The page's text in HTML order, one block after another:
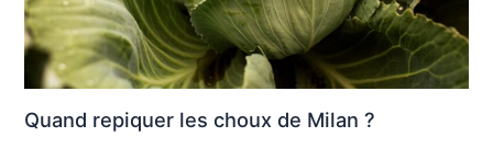
Quand repiquer les choux de Milan ?